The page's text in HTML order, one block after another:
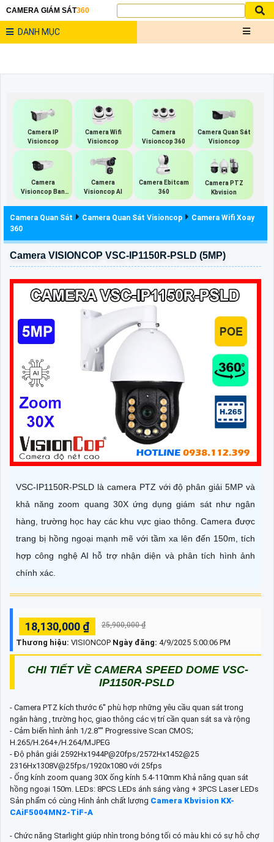
CAMERA GIÁM SÁT360
DANH MỤC
Camera IP
Visioncop
Camera Wifi
Visioncop
Camera
Visioncop 360
Camera Quan Sát
Visioncop
Camera
Visioncop Ban
Đêm Có Màu
Camera
Visioncop Al
Camera Ebitcam
360
Camera PTZ
Kbvision
Camera Quan Sát Camera Quan Sát Visioncop
Camera Wifi Xoay
360
Camera VISIONCOP VSC-IP1150R-PSLD (5MP)
VSC-IP1150R-PSLD là camera PTZ với độ phân giải 5MP và
khả năng zoom quang 30X ứng dụng giám sát như ngân
hàng, trường học hay các khu vực giao thông. Camera được
trang bị hồng ngoại mạnh mẽ với tầm xa lên đến 150m, tích
hợp công nghệ AI hỗ trợ nhận diện và phân tích hình ảnh
chính xác.
18,130,000 ₫ 25,900,000 ₫
Thương hiệu: VISIONCOP Ngày đăng: 4/9/2025 5:00:06 PM
CHI TIẾT VỀ CAMERA SPEED DOME VSC-
IP1150R-PSLD
- Camera PTZ kích thước 6'' phù hợp những yêu cầu quan sát trong
ngân hàng , trường học, giao thông các vị trí cần quan sát sa và rộng
- Cảm biến hình ảnh 1/2.8"" Progressive Scan CMOS;
H.265/H.264+/H.264/MJPEG
- Độ phân giải 2592Hx1944P@20fps/2572Hx1452@25
2316Hx1308V@25fps/1920x1080 với 25fps
- Ống kính zoom quang 30X ống kính 5.4-110mm Khả năng quan sát
hồng ngoại 150m. LEDs: 8PCS LEDs ánh sáng vàng + 3PCS Laser LEDs
Sản phẩm có cùng Hình ảnh chất lượng Camera Kbvision KX-
CAiF5004MN2-TiF-A
- Chức năng Starlight giúp nhìn trong bóng tối có màu khi có sự hỗ chợ